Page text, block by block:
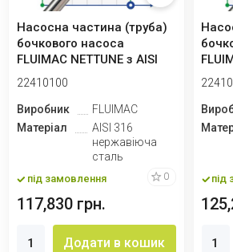
Насосна частина (труба)
бочкового насоса
FLUIMAC NETTUNE з AISI
316 (вал AISI...
22410100
Виробник
FLUIMAC
Матеріал
AISI 316
нержавіюча
сталь
під замовлення 0
117,830 грн.
Додати в кошик
316
під